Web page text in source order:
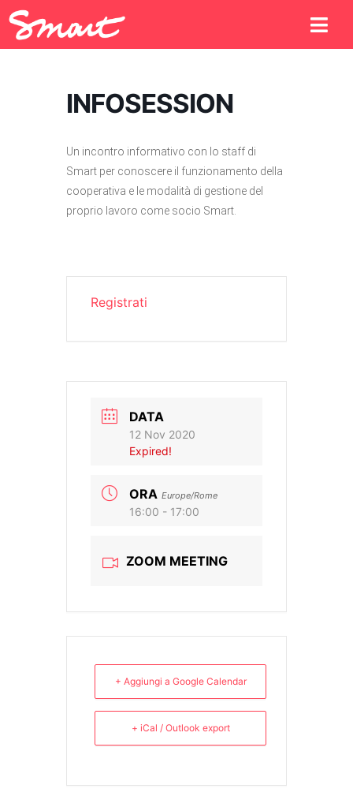
INFOSESSION
Un incontro informativo con lo staff di
Smart per conoscere il funzionamento della
cooperativa e le modalità di gestione del
proprio lavoro come socio Smart.
Registrati
DATA
12 Nov 2020
Expired!
ORA Europe/Rome
16:00 - 17:00
ZOOM MEETING
+ Aggiungi a Google Calendar
+ iCal / Outlook export